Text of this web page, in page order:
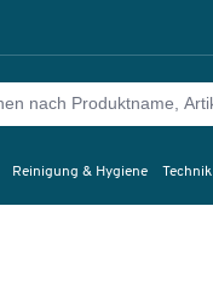
Reinigung & Hygiene Technik